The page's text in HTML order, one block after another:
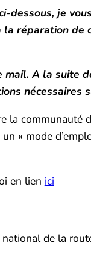
dessous, je
la réparation de
mail. A la suite
nécessaires
la communauté
« mode
en lien ici
de la